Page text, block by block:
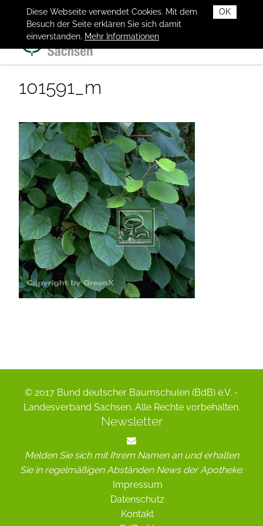
OK
Diese Webseite verwendet Cookies. Mit dem
Besuch der Seite erklären Sie sich damit
einverstanden. Mehr Informationen
101591_m
© 2017 Bund deutscher Baumschulen (BdB) e.V. -
Landesverband Sachsen. Alle Rechte vorbehalten.
Newsletter
Melden Sie sich mit Ihrem Namen an und erhalten
Sie in regelmäßigen Abständen News der Apotheke.
Impressum
Datenschutz
Kontakt